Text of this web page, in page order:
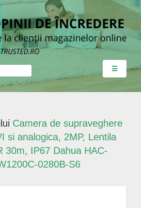
☰
Camera de supraveghere
si analogica, 2MP, Lentila
30m, IP67 Dahua HAC-
0280B-S6